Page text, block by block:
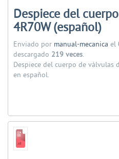
Despiece del
4R70W (español)
Enviado por manual-mecanica el
descargado 219 veces.
Despiece del cuerpo de válvulas
en español.